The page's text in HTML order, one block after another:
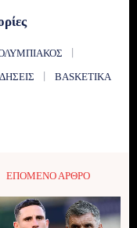
BASKETIKA
ΕΠΌΜΕΝΟ ΆΡΘΡΟ